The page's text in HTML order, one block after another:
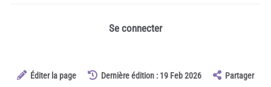
Se connecter
Éditer la page Dernière édition : 19 Feb 2026
Partager